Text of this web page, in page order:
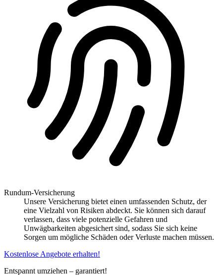
Rundum-Versicherung
Unsere Versicherung bietet einen umfassenden Schutz, der
eine Vielzahl von Risiken abdeckt. Sie können sich darauf
verlassen, dass viele potenzielle Gefahren und
Unwägbarkeiten abgesichert sind, sodass Sie sich keine
Sorgen um mögliche Schäden oder Verluste machen müssen.
Kostenlose Angebote erhalten!
Entspannt umziehen – garantiert!